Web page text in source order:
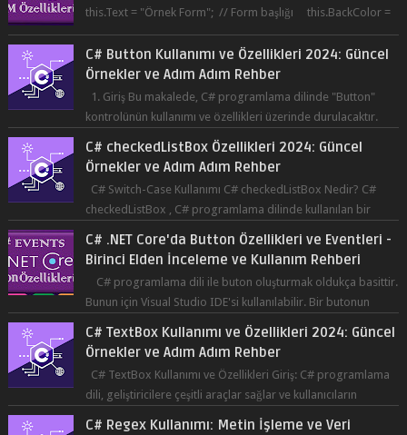
this.Text = "Örnek Form"; // Form başlığı this.BackColor =
Co...
C# Button Kullanımı ve Özellikleri 2024: Güncel
Örnekler ve Adım Adım Rehber
1. Giriş Bu makalede, C# programlama dilinde "Button"
kontrolünün kullanımı ve özellikleri üzerinde durulacaktır.
C# checkedListBox Özellikleri 2024: Güncel
Örnekler ve Adım Adım Rehber
C# Switch-Case Kullanımı C# checkedListBox Nedir? C#
checkedListBox , C# programlama dilinde kullanılan bir
C# .NET Core'da Button Özellikleri ve Eventleri -
Birinci Elden İnceleme ve Kullanım Rehberi
C# programlama dili ile buton oluşturmak oldukça basittir.
Bunun için Visual Studio IDE'si kullanılabilir. Bir butonun
C# TextBox Kullanımı ve Özellikleri 2024: Güncel
Örnekler ve Adım Adım Rehber
C# TextBox Kullanımı ve Özellikleri Giriş: C# programlama
dili, geliştiricilere çeşitli araçlar sağlar ve kullanıcıların
C# Regex Kullanımı: Metin İşleme ve Veri